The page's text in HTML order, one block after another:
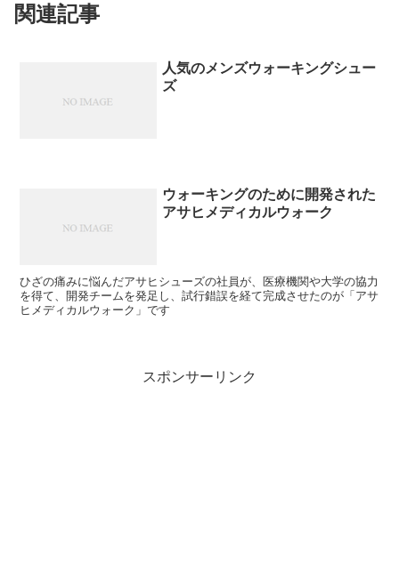
関連記事
人気のメンズウォーキングシュー
ズ
ウォーキングのために開発された
アサヒメディカルウォーク
ひざの痛みに悩んだアサヒシューズの社員が、医療機関や大学の協力
を得て、開発チームを発足し、試行錯誤を経て完成させたのが「アサ
ヒメディカルウォーク」です
スポンサーリンク